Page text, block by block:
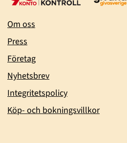
Om oss
Press
Företag
Nyhetsbrev
Integritetspolicy
Köp- och bokningsvillkor